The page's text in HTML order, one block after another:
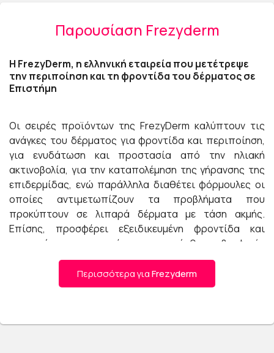
Παρουσίαση Frezyderm
H FrezyDerm, η ελληνική εταιρεία που μετέτρεψε
την περιποίηση και τη φροντίδα του δέρματος σε
Επιστήμη
Οι σειρές προϊόντων της FrezyDerm καλύπτουν τις
ανάγκες του δέρματος για φροντίδα και περιποίηση,
για ενυδάτωση και προστασία από την ηλιακή
ακτινοβολία, για την καταπολέμηση της γήρανσης της
επιδερμίδας, ενώ παράλληλα διαθέτει φόρμουλες οι
οποίες αντιμετωπίζουν τα προβλήματα που
προκύπτουν σε λιπαρά δέρματα με τάση ακμής.
Επίσης, προσφέρει εξειδικευμένη φροντίδα και
περιποίηση για τις ανάγκες της ευαίσθητης βρεφικής
αλλά και παιδικής επιδερμίδας.
Περισσότερα γιαFrezyderm